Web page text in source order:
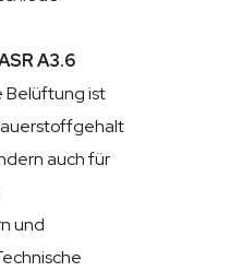
A3.6
Belüftung ist
auch für
und